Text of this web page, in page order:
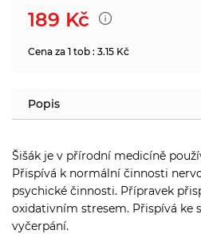
189 Kč
Cena za 1 tob : 3.15 Kč
Popis
Šišák je v přírodní medicíně
Přispívá k normální činnosti
psychické činnosti. Přípravek
oxidativním stresem. Přispívá ke
vyčerpání.